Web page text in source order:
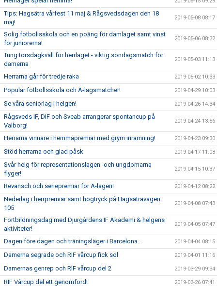
Tips: Hagsätra vårfest 11 maj & Rågsvedsdagen den 18
maj!
2019-05-08 08:17
Solig fotbollsskola och en poäng för damlaget samt vinst
för juniorerna!
2019-05-06 08:32
Tung torsdagkväll för herrlaget - viktig söndagsmatch för
damerna
2019-05-03 11:13
Herrarna går för tredje raka 2019-05-02 10:33
Populär fotbollsskola och A-lagsmatcher! 2019-04-29 10:03
Se våra seniorlag i helgen! 2019-04-26 14:34
Rågsveds IF, DIF och Sveab arrangerar spontancup på
Valborg!
2019-04-24 13:56
Herrarna vinnare i hemmapremiär med grym inramning! 2019-04-23 09:30
Stöd herrarna och glad påsk 2019-04-17 11:08
Svår helg för representationslagen -och ungdomarna
flyger!
2019-04-15 10:37
Revansch och seriepremiär för A-lagen! 2019-04-12 08:22
Nederlag i herrpremiär samt högtryck på Hagsätravägen
105
2019-04-08 07:43
Fortbildningsdag med Djurgårdens IF Akademi & helgens
aktiviteter!
2019-04-05 07:47
Dagen före dagen och träningsläger i Barcelona... 2019-04-04 08:15
Damerna segrade och RIF vårcup fick sol 2019-04-01 11:16
Damernas genrep och RIF vårcup del 2 2019-03-29 09:34
RIF Vårcup del ett genomförd! 2019-03-26 07:41